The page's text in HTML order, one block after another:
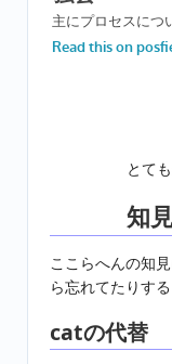
とて
知
ここらへんの知
ら忘れてたりする
catの代替